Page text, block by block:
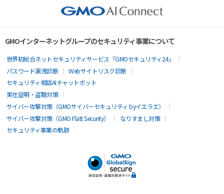
GMOインターネットグループのセキュリティ事業について
世界初総合ネットセキュリティサービス「GMOセキュリティ24」
パスワード漏洩診断
Webサイトリスク診断
セキュリティ相談AIチャットボット
実在証明・盗聴対策
サイバー攻撃対策（GMOサイバーセキュリティ byイエラエ）
サイバー攻撃対策（GMO Flatt Security）
なりすまし対策
セキュリティ事業の軌跡